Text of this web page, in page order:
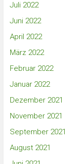
Juli 2022
Juni 2022
April 2022
März 2022
Februar 2022
Januar 2022
Dezember 2021
November 2021
September 2021
August 2021